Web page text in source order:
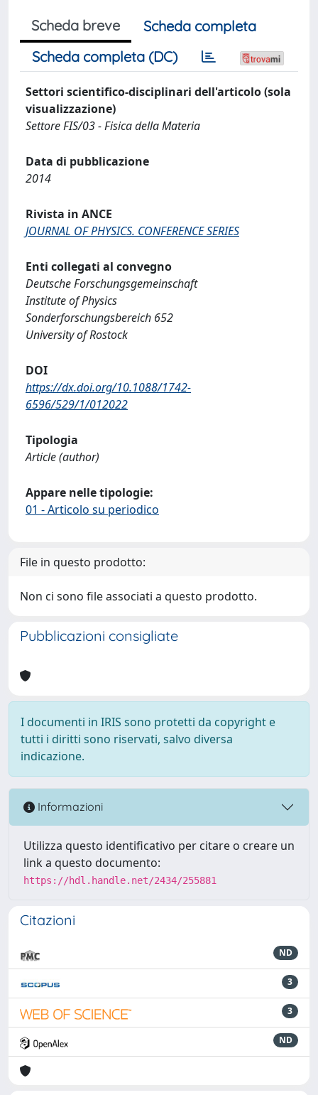
Scheda breve
Scheda completa
Scheda completa (DC)
Settori scientifico-disciplinari dell'articolo (sola
visualizzazione)
Settore FIS/03 - Fisica della Materia
Data di pubblicazione
2014
Rivista in ANCE
JOURNAL OF PHYSICS. CONFERENCE SERIES
Enti collegati al convegno
Deutsche Forschungsgemeinschaft
Institute of Physics
Sonderforschungsbereich 652
University of Rostock
DOI
https://dx.doi.org/10.1088/1742-
6596/529/1/012022
Tipologia
Article (author)
Appare nelle tipologie:
01 - Articolo su periodico
File in questo prodotto:
Non ci sono file associati a questo prodotto.
Pubblicazioni consigliate
I documenti in IRIS sono protetti da copyright e
tutti i diritti sono riservati, salvo diversa
indicazione.
Informazioni
Utilizza questo identificativo per citare o creare un
link a questo documento:
https://hdl.handle.net/2434/255881
Citazioni
ND
3
3
ND